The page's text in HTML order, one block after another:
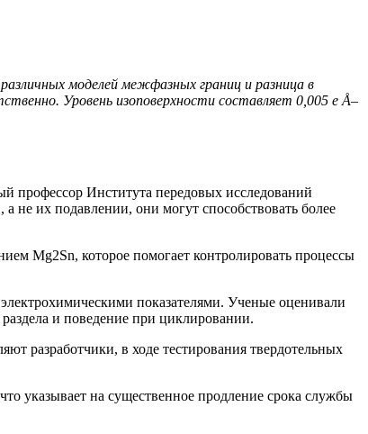
моделей межфазных границ и разница в
Уровень изоповерхности составляет 0,005 e Å–
профессор Института передовых исследований
их подавлении, они могут способствовать более
Mg2Sn, которое помогает контролировать процессы
показателями. Ученые оценивали
и поведение при циклировании.
разработчики, в ходе тестирования твердотельных
указывает на существенное продление срока службы